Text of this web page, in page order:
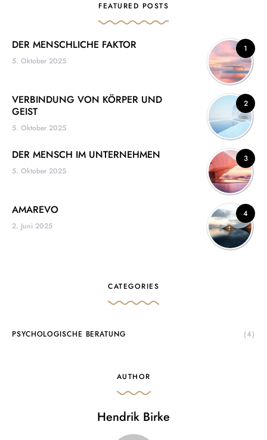
FEATURED POSTS
1
DER MENSCHLICHE FAKTOR
5. Oktober 2025
2
VERBINDUNG VON KÖRPER UND
GEIST
5. Oktober 2025
3
DER MENSCH IM UNTERNEHMEN
5. Oktober 2025
4
AMAREVO
2. Juni 2025
CATEGORIES
PSYCHOLOGISCHE BERATUNG (4)
AUTHOR
Hendrik Birke